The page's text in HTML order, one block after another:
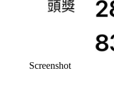
Screenshot